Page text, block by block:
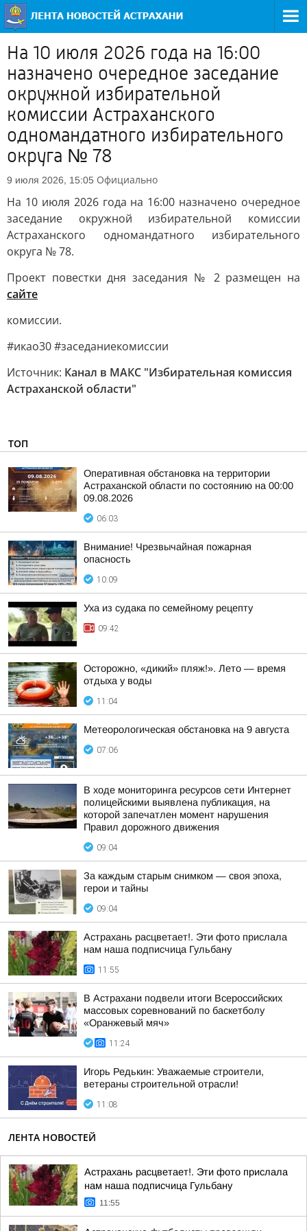
На 10 июля 2026 года на 16:00
назначено очередное заседание
окружной избирательной
комиссии Астраханского
одномандатного избирательного
округа № 78
9 июля 2026, 15:05 Официально
На 10 июля 2026 года на 16:00 назначено очередное
заседание окружной избирательной комиссии
Астраханского одномандатного избирательного
округа № 78.
Проект повестки дня заседания № 2 размещен на
сайте
комиссии.
#икао30 #заседаниекомиссии
Источник: Канал в МАКС "Избирательная комиссия
Астраханской области"
ТОП
Оперативная обстановка на территории
Астраханской области по состоянию на 00:00
09.08.2026
06:03
Внимание! Чрезвычайная пожарная
опасность
10:09
Уха из судака по семейному рецепту
09:42
Осторожно, «дикий» пляж!». Лето — время
отдыха у воды
11:04
Метеорологическая обстановка на 9 августа
07:06
В ходе мониторинга ресурсов сети Интернет
полицейскими выявлена публикация, на
которой запечатлен момент нарушения
Правил дорожного движения
09:04
За каждым старым снимком — своя эпоха,
герои и тайны
09:04
Астрахань расцветает!. Эти фото прислала
нам наша подписчица Гульбану
11:55
В Астрахани подвели итоги Всероссийских
массовых соревнований по баскетболу
«Оранжевый мяч»
11:24
Игорь Редькин: Уважаемые строители,
ветераны строительной отрасли!
11:08
ЛЕНТА НОВОСТЕЙ
Астрахань расцветает!. Эти фото прислала
нам наша подписчица Гульбану
11:55